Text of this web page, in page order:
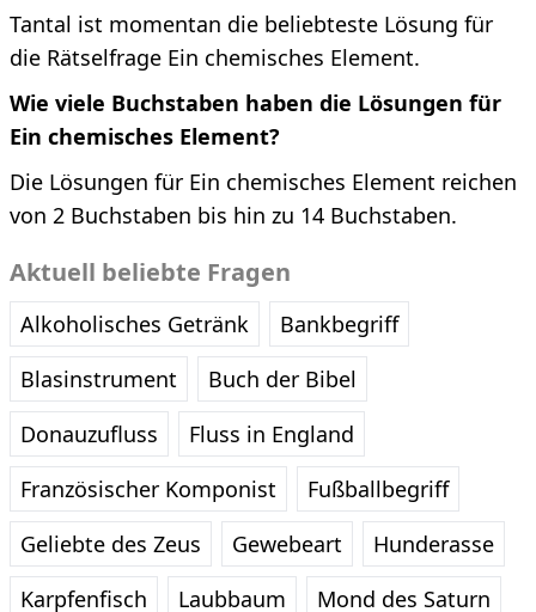
Tantal ist momentan die beliebteste Lösung für
die Rätselfrage Ein chemisches Element.
Wie viele Buchstaben haben die Lösungen für
Ein chemisches Element?
Die Lösungen für Ein chemisches Element reichen
von 2 Buchstaben bis hin zu 14 Buchstaben.
Aktuell beliebte Fragen
Alkoholisches Getränk
Bankbegriff
Blasinstrument
Buch der Bibel
Donauzufluss
Fluss in England
Französischer Komponist
Fußballbegriff
Geliebte des Zeus
Gewebeart
Hunderasse
Karpfenfisch
Laubbaum Mond des Saturn